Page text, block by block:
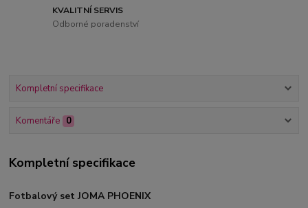
KVALITNÍ SERVIS
Odborné poradenství
Kompletní specifikace
Komentáře 0
Kompletní specifikace
Fotbalový set JOMA PHOENIX